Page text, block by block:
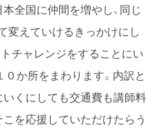
全国に仲間を増やし、同じ
変えていけるきっかけにし
チャレンジをすることにい
か所をまわります。内訳と
いくにしても交通費も講師料
を応援していただけたらう